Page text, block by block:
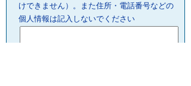
けできません）。また住所・電話番号などの
個人情報は記入しないでください